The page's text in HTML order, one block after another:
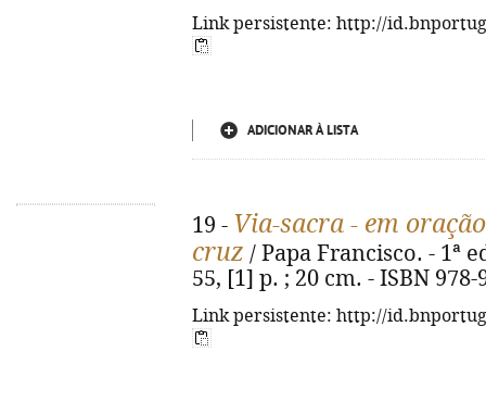
Link persistente: http://
ADICIONAR À LISTA
19 - Via-sacra - em
cruz / Papa Francisco. - 1ª
55, [1] p. ; 20 cm. - ISBN 978-
Link persistente: http://